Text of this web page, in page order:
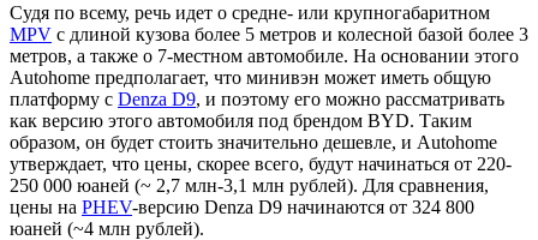
Судя по всему, речь идет о средне- или крупногабаритном
MPV с длиной кузова более 5 метров и колесной базой более 3
метров, а также о 7-местном автомобиле. На основании этого
Autohome предполагает, что минивэн может иметь общую
платформу с Denza D9, и поэтому его можно рассматривать
как версию этого автомобиля под брендом BYD. Таким
образом, он будет стоить значительно дешевле, и Autohome
утверждает, что цены, скорее всего, будут начинаться от 220-
250 000 юаней (~ 2,7 млн-3,1 млн рублей). Для сравнения,
цены на PHEV-версию Denza D9 начинаются от 324 800
юаней (~4 млн рублей).